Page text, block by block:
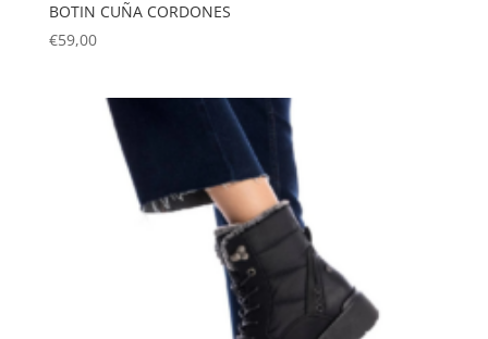
BOTIN CUÑA CORDONES
€59,00